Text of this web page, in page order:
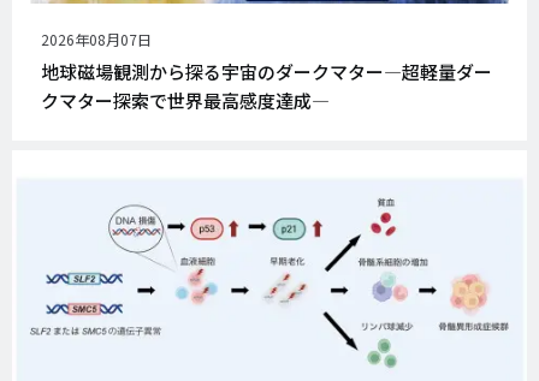
公
開
日
2026年08月07日
地球磁場観測から探る宇宙のダークマター―超軽量ダー
クマター探索で世界最高感度達成―